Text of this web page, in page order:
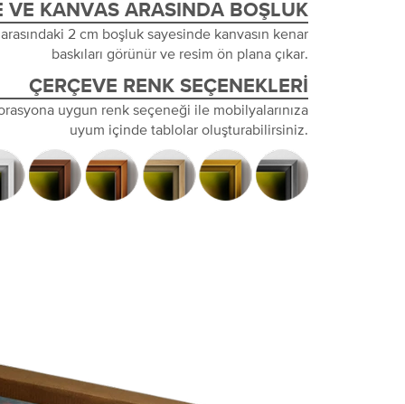
VE KANVAS ARASINDA BOŞLUK
2 cm boşluk sayesinde kanvasın kenar
baskıları görünür ve resim ön plana çıkar.
ÇERÇEVE RENK SEÇENEKLERI
uygun renk seçeneği ile mobilyalarınıza
uyum içinde tablolar oluşturabilirsiniz.